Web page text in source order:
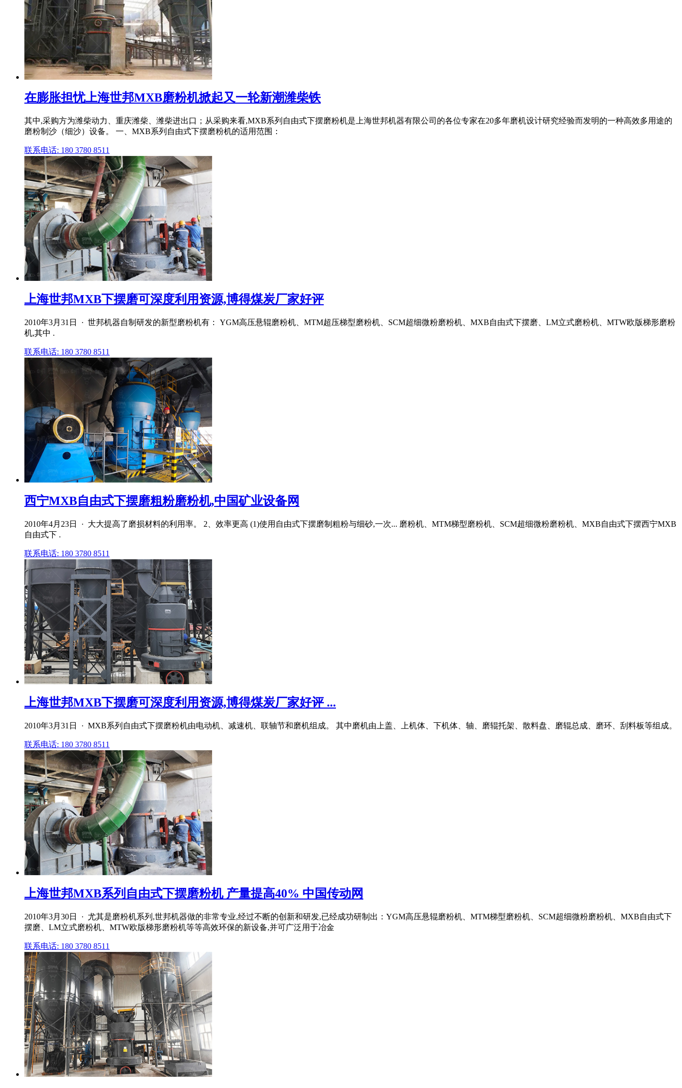
在膨胀担忧上海世邦MXB磨粉机掀起又一轮新潮潍柴铁
其中,采购方为潍柴动力、重庆潍柴、潍柴进出口；从采购来看,MXB系列自由式下摆磨粉机是上海世邦机器有限公司的各位专家在20多年磨机设计研究经验而发明的一种高效多用途的
磨粉制沙（细沙）设备。 一、MXB系列自由式下摆磨粉机的适用范围：
联系电话: 180 3780 8511
上海世邦MXB下摆磨可深度利用资源,博得煤炭厂家好评
2010年3月31日 · 世邦机器自制研发的新型磨粉机有： YGM高压悬辊磨粉机、MTM超压梯型磨粉机、SCM超细微粉磨粉机、MXB自由式下摆磨、LM立式磨粉机、MTW欧版梯形磨粉
机,其中 .
联系电话: 180 3780 8511
西宁MXB自由式下摆磨粗粉磨粉机,中国矿业设备网
2010年4月23日 · 大大提高了磨损材料的利用率。 2、效率更高 (1)使用自由式下摆磨制粗粉与细砂,一次... 磨粉机、MTM梯型磨粉机、SCM超细微粉磨粉机、MXB自由式下摆西宁MXB
自由式下 .
联系电话: 180 3780 8511
上海世邦MXB下摆磨可深度利用资源,博得煤炭厂家好评 ...
2010年3月31日 · MXB系列自由式下摆磨粉机由电动机、减速机、联轴节和磨机组成。 其中磨机由上盖、上机体、下机体、轴、磨辊托架、散料盘、磨辊总成、磨环、刮料板等组成。
联系电话: 180 3780 8511
上海世邦MXB系列自由式下摆磨粉机 产量提高40% 中国传动网
2010年3月30日 · 尤其是磨粉机系列,世邦机器做的非常专业,经过不断的创新和研发,已经成功研制出：YGM高压悬辊磨粉机、MTM梯型磨粉机、SCM超细微粉磨粉机、MXB自由式下
摆磨、LM立式磨粉机、MTW欧版梯形磨粉机等等高效环保的新设备,并可广泛用于冶金
联系电话: 180 3780 8511